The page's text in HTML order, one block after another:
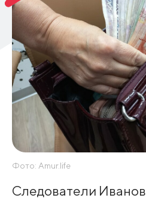
Фото: Amur.life
Следователи